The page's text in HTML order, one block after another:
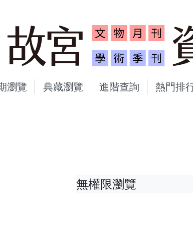
故宮文物月刊、故宮
瀏覽 典藏瀏覽 進階查詢 熱門排
無權限瀏覽